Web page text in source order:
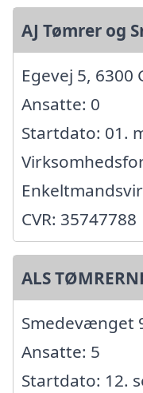
AJ Tømrer og
Egevej 5, 6300
Ansatte: 0
Startdato: 01.
CVR: 35747788
ALS
Smedevænget
Ansatte: 5
Startdato: 12.